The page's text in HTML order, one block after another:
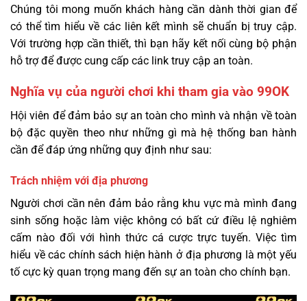
Chúng tôi mong muốn khách hàng cần dành thời gian để
có thể tìm hiểu về các liên kết mình sẽ chuẩn bị truy cập.
Với trường hợp cần thiết, thì bạn hãy kết nối cùng bộ phận
hỗ trợ để được cung cấp các link truy cập an toàn.
Nghĩa vụ của người chơi khi tham gia vào 99OK
Hội viên để đảm bảo sự an toàn cho mình và nhận về toàn
bộ đặc quyền theo như những gì mà hệ thống ban hành
cần để đáp ứng những quy định như sau:
Trách nhiệm với địa phương
Người chơi cần nên đảm bảo rằng khu vực mà mình đang
sinh sống hoặc làm việc không có bất cứ điều lệ nghiêm
cấm nào đối với hình thức cá cược trực tuyến. Việc tìm
hiểu về các chính sách hiện hành ở địa phương là một yếu
tố cực kỳ quan trọng mang đến sự an toàn cho chính bạn.